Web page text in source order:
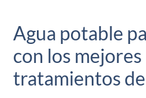
Agua potable
con los mejores
tratamientos